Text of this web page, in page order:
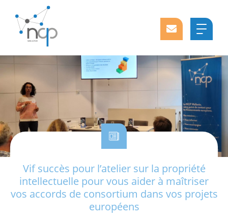
Vif succès pour l’atelier sur la propriété
intellectuelle pour vous aider à maîtriser
vos accords de consortium dans vos projets
européens